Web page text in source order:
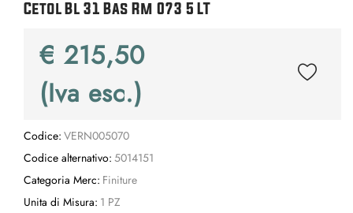
Cetol Bl 31 Bas Rm 073 5 LT
€ 215,50
(Iva esc.)
Codice: VERN005070
Codice alternativo: 5014151
Categoria Merc: Finiture
Unita di Misura: 1 PZ